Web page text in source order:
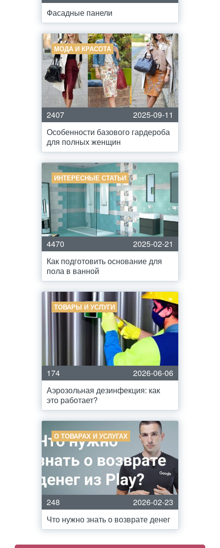
Фасадные панели
МОДА И КРАСОТА
2407
2025-09-11
Особенности базового гардероба
для полных женщин
ИНТЕРЕСНЫЕ СТАТЬИ
4470
2025-02-21
Как подготовить основание для
пола в ванной
ТОВАРЫ И УСЛУГИ
174
2026-06-06
Аэрозольная дезинфекция: как
это работает?
О ТОВАРАХ И УСЛУГАХ
248
2026-02-23
Что нужно знать о возврате денег